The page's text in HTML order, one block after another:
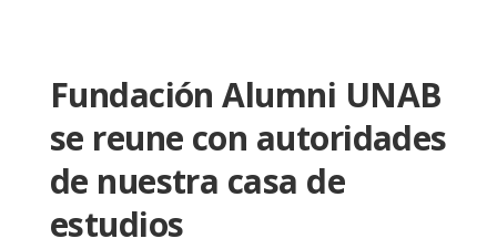
Fundación Alumni UNAB
se reune con autoridades
de nuestra casa de
estudios